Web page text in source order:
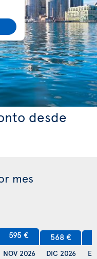
desde
mes
595 €
NOV 2026
568 €
DIC 2026